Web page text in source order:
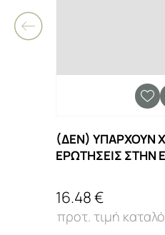
(ΔΕΝ) ΥΠΑΡΧΟΥΝ
ΕΡΩΤΗΣΕΙΣ ΣΤΗΝ
16.48 €